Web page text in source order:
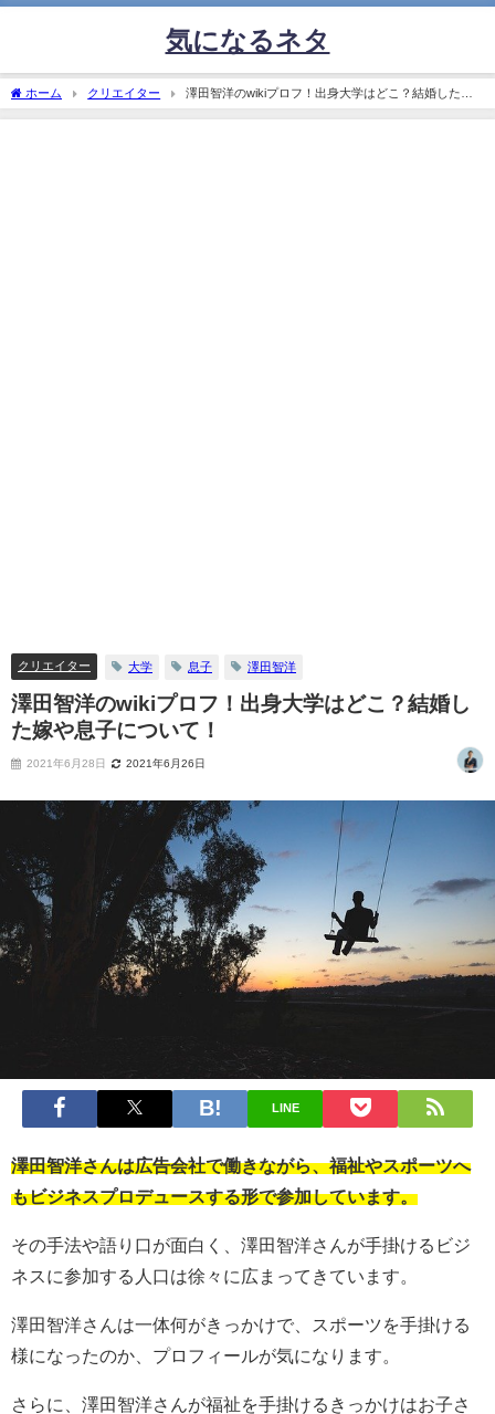
気になるネタ
ホーム クリエイター
澤田智洋のwikiプロフ！出身大学はどこ？結婚した嫁
や息子について！
クリエイター 大学 息子 澤田智洋
澤田智洋のwikiプロフ！出身大学はどこ？結婚し
た嫁や息子について！
2021年6月28日 2021年6月26日
LINE
澤田智洋さんは広告会社で働きながら、福祉やスポーツへ
もビジネスプロデュースする形で参加しています。
その手法や語り口が面白く、澤田智洋さんが手掛けるビジ
ネスに参加する人口は徐々に広まってきています。
澤田智洋さんは一体何がきっかけで、スポーツを手掛ける
様になったのか、プロフィールが気になります。
さらに、澤田智洋さんが福祉を手掛けるきっかけはお子さ